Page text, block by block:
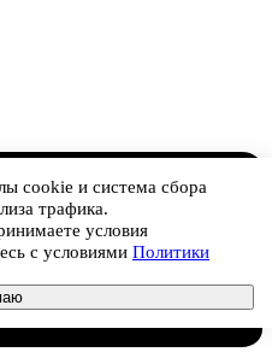
cookie и система сбора
трафика.
условия
с условиями Политики